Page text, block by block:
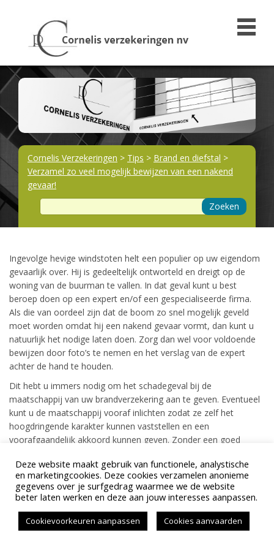
Cornelis Verzekeringen > Tips > Brand en diefstal >
Verzamel zo veel mogelijk bewijzen van een nakend
gevaar!
Zoeken
Ingevolge hevige windstoten helt een populier op uw eigendom
gevaarlijk over. Hij is gedeeltelijk ontworteld en dreigt op de
woning van de buurman te vallen. In dat geval kunt u best
beroep doen op een expert en/of een gespecialiseerde firma.
Als die van oordeel zijn dat de boom zo snel mogelijk geveld
moet worden omdat hij een nakend gevaar vormt, dan kunt u
natuurlijk het nodige laten doen. Zorg dan wel voor voldoende
bewijzen door foto’s te nemen en het verslag van de expert
achter de hand te houden.
Dit hebt u immers nodig om het schadegeval bij de
maatschappij van uw brandverzekering aan te geven. Eventueel
kunt u de maatschappij vooraf inlichten zodat ze zelf het
hoogdringende karakter kunnen vaststellen en een
voorafgaandelijk akkoord kunnen geven. Zonder een goed
verzekeringsonderneming uw schadegeval niet wil aanvaarden.
Created by ARTisteeq
Deze website maakt gebruik van functionele, analystische
en marketingcookies. Deze cookies verzamelen anonieme
gegevens over je surfgedrag waarmee we de website
beter laten werken en deze aan jouw interesses aanpassen.
Cookievoorkeuren aanpassen Cookies aanvaarden